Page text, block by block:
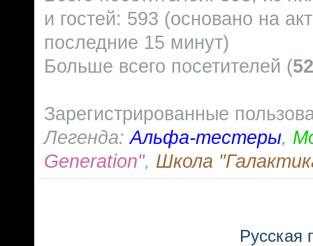
и гостей: 593 (основано на
последние 15 минут)
Больше всего посетителей (
Зарегистрированные
Легенда:Альфа-тестеры,
Generation", Школа
Русская